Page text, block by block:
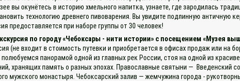
вы окунётесь в историю хмельного напитка, узнаете, где зародилась
технологию древнего пивоварения. Вы увидите подлинную античную
предоставляется при наборе группы от 30 человек!
по городу «Чебоксары - нити истории» с посещением «Музея
(не входит в стоимость путевки и приобретается в офисах продаж или на
панорамой одной из главных рек России, стоя на одной из
хранящих память о разных эпохах. Православные святыни — Введенский
мужского монастыря. Чебоксарский залив — жемчужина города -